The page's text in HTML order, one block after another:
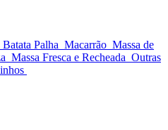
Batata Palha Macarrão Massa de
Massa Fresca e Recheada Outras